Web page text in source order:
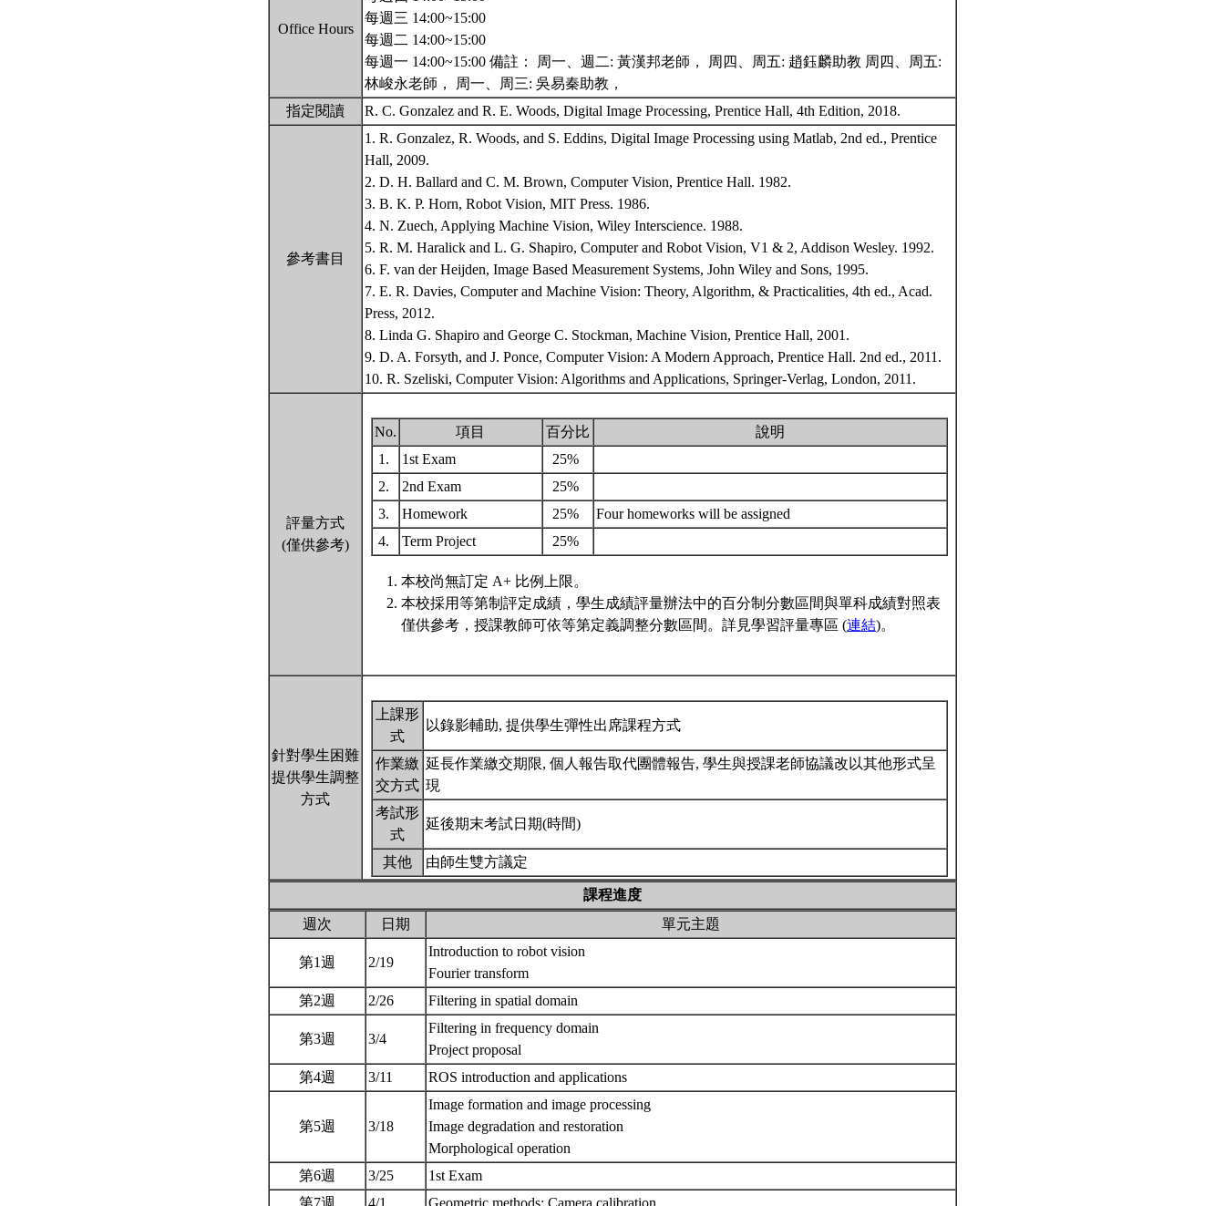
Office Hours
每週三 14:00~15:00
每週二 14:00~15:00
每週一 14:00~15:00 備註： 周一、週二: 黃漢邦老師， 周四、周五: 趙鈺麟助教 周四、周五:
林峻永老師， 周一、周三: 吳易秦助教，
指定閱讀
R. C. Gonzalez and R. E. Woods, Digital Image Processing, Prentice Hall, 4th Edition, 2018.
參考書目
1. R. Gonzalez, R. Woods, and S. Eddins, Digital Image Processing using Matlab, 2nd ed., Prentice
Hall, 2009.
2. D. H. Ballard and C. M. Brown, Computer Vision, Prentice Hall. 1982.
3. B. K. P. Horn, Robot Vision, MIT Press. 1986.
4. N. Zuech, Applying Machine Vision, Wiley Interscience. 1988.
5. R. M. Haralick and L. G. Shapiro, Computer and Robot Vision, V1 & 2, Addison Wesley. 1992.
6. F. van der Heijden, Image Based Measurement Systems, John Wiley and Sons, 1995.
7. E. R. Davies, Computer and Machine Vision: Theory, Algorithm, & Practicalities, 4th ed., Acad.
Press, 2012.
8. Linda G. Shapiro and George C. Stockman, Machine Vision, Prentice Hall, 2001.
9. D. A. Forsyth, and J. Ponce, Computer Vision: A Modern Approach, Prentice Hall. 2nd ed., 2011.
10. R. Szeliski, Computer Vision: Algorithms and Applications, Springer-Verlag, London, 2011.
評量方式
(僅供參考)
No. 項目 百分比
說明
1.
1st Exam
25%
2.
2nd Exam
25%
3.
Homework 25%
Four homeworks will be assigned
4.
Term Project 25%
本校尚無訂定 A+ 比例上限。
本校採用等第制評定成績，學生成績評量辦法中的百分制分數區間與單科成績對照表
僅供參考，授課教師可依等第定義調整分數區間。詳見學習評量專區 (連結)。
針對學生困難
提供學生調整
方式
上課形
式
以錄影輔助, 提供學生彈性出席課程方式
作業繳
交方式
延長作業繳交期限, 個人報告取代團體報告, 學生與授課老師協議改以其他形式呈
現
考試形
式
延後期末考試日期(時間)
其他 由師生雙方議定
課程進度
週次
日期 單元主題
第1週 2/19
Introduction to robot vision
Fourier transform
第2週
2/26 Filtering in spatial domain
第3週 3/4
Filtering in frequency domain
Project proposal
第4週
3/11 ROS introduction and applications
第5週 3/18
Image formation and image processing
Image degradation and restoration
Morphological operation
第6週
3/25
1st Exam
第7週
4/1 Geometric methods: Camera calibration